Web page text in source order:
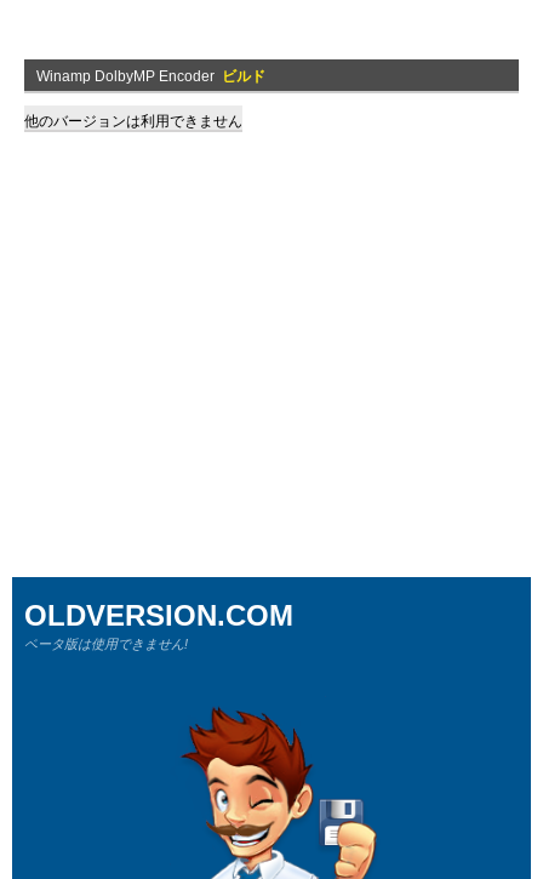
Winamp DolbyMP Encoder ビルド
他のバージョンは利用できません
OLDVERSION.COM
ベータ版は使用できません!